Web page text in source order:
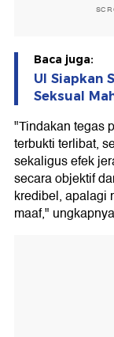
Baca juga:
UI Siapkan
Seksual
"Tindakan tegas
terbukti terlibat,
sekaligus efek
secara objektif
kredibel, apalagi
maaf,"